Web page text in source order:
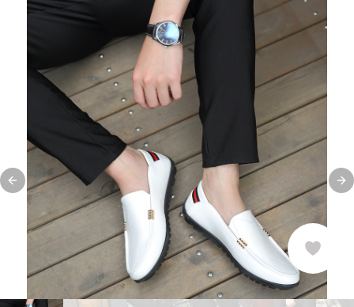
Previous slide